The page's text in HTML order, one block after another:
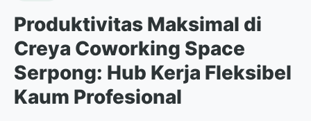
Produktivitas Maksimal di
Creya Coworking Space
Serpong: Hub Kerja Fleksibel
Kaum Profesional